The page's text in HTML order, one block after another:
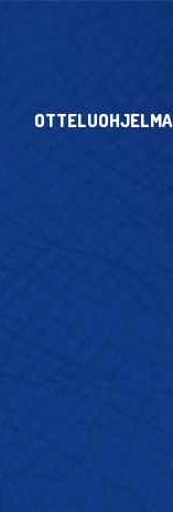
OTTELUOHJELMA